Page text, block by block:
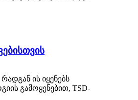
ის იყენებს
გამოყენებით, TSD-